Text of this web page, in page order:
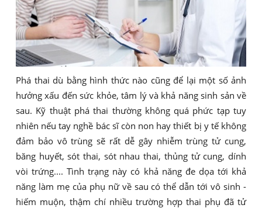
Phá thai dù bằng hình thức nào cũng để lại một số ảnh
hưởng xấu đến sức khỏe, tâm lý và khả năng sinh sản về
sau. Kỹ thuật phá thai thường không quá phức tạp tuy
nhiên nếu tay nghề bác sĩ còn non hay thiết bị y tế không
đảm bảo vô trùng sẽ rất dễ gây nhiễm trùng tử cung,
băng huyết, sót thai, sót nhau thai, thủng tử cung, dính
vòi trứng.... Tình trạng này có khả năng đe dọa tới khả
năng làm mẹ của phụ nữ về sau có thể dẫn tới vô sinh -
hiếm muộn, thậm chí nhiều trường hợp thai phụ đã tử